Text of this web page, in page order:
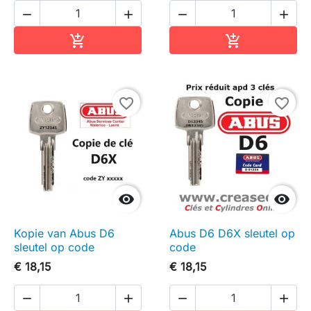
 

 


favorite_border
Kopie van Abus D6
sleutel op code
€ 18,15
 

favorite_border
Abus D6 D6X sleutel op
code
€ 18,15
 